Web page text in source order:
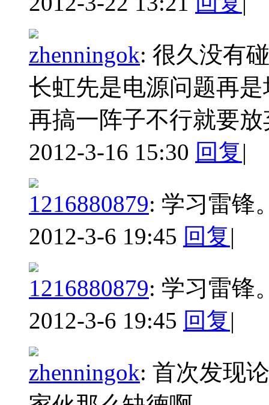
zhenningok: 很久没有
长虹先是电源问题再
再搞一阵子不行就要放
2012-3-16 15:30 回复|
1216880879: 学习雷锋
2012-3-6 19:45 回复|
1216880879: 学习雷锋
2012-3-6 19:45 回复|
zhenningok: 首次发现